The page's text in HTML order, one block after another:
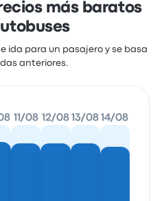
más baratos
ida para un pasajero y se basa
anteriores.
11/08 12/08 13/08 14/08